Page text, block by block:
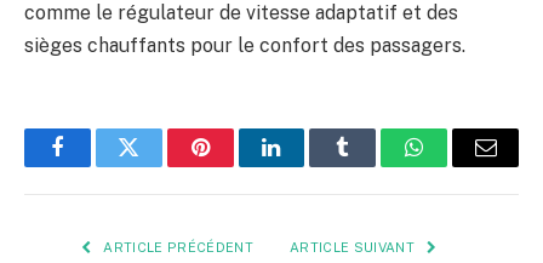
comme le régulateur de vitesse adaptatif et des
sièges chauffants pour le confort des passagers.
FacebookTwitter PinterestLinkedInTumblr WhatsApp
E-
ARTICLE PRÉCÉDENT ARTICLE SUIVANT